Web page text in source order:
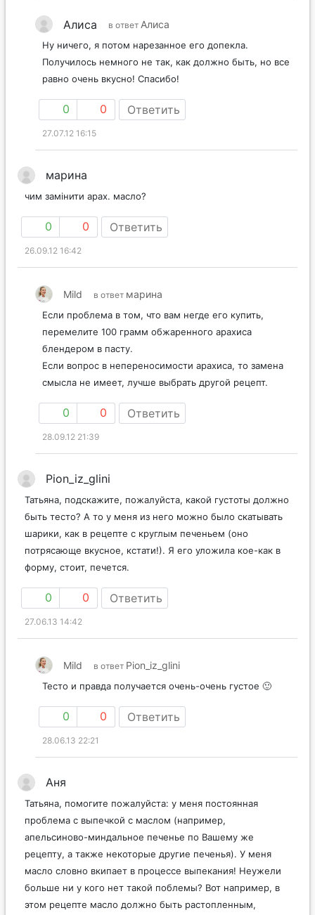
Алиса в ответ Алиса
Ну ничего, я потом нарезанное его допекла.
Получилось немного не так, как должно быть, но все
равно очень вкусно! Спасибо!
0 0 Ответить
27.07.12 16:15
марина
чим замінити арах. масло?
0 0 Ответить
26.09.12 16:42
Mild в ответ марина
Если проблема в том, что вам негде его купить,
перемелите 100 грамм обжаренного арахиса
блендером в пасту.
Если вопрос в непереносимости арахиса, то замена
смысла не имеет, лучше выбрать другой рецепт.
0 0 Ответить
28.09.12 21:39
Pion_iz_glini
Татьяна, подскажите, пожалуйста, какой густоты должно
быть тесто? А то у меня из него можно было скатывать
шарики, как в рецепте с круглым печеньем (оно
потрясающе вкусное, кстати!). Я его уложила кое-как в
форму, стоит, печется.
0 0 Ответить
27.06.13 14:42
Mild в ответ Pion_iz_glini
Тесто и правда получается очень-очень густое 🙂
0 0 Ответить
28.06.13 22:21
Аня
Татьяна, помогите пожалуйста: у меня постоянная
проблема с выпечкой с маслом (например,
апельсиново-миндальное печенье по Вашему же
рецепту, а также некоторые другие печенья). У меня
масло словно вкипает в процессе выпекания! Неужели
больше ни у кого нет такой поблемы? Вот например, в
этом рецепте масло должно быть растопленным,